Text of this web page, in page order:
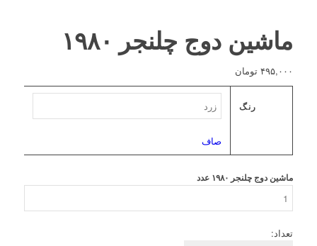
ماشین دوج چلنجر ۱۹۸۰
۴۹۵,۰۰۰ تومان
رنگ
صاف
ماشین دوج چلنجر ۱۹۸۰ عدد
تعداد: